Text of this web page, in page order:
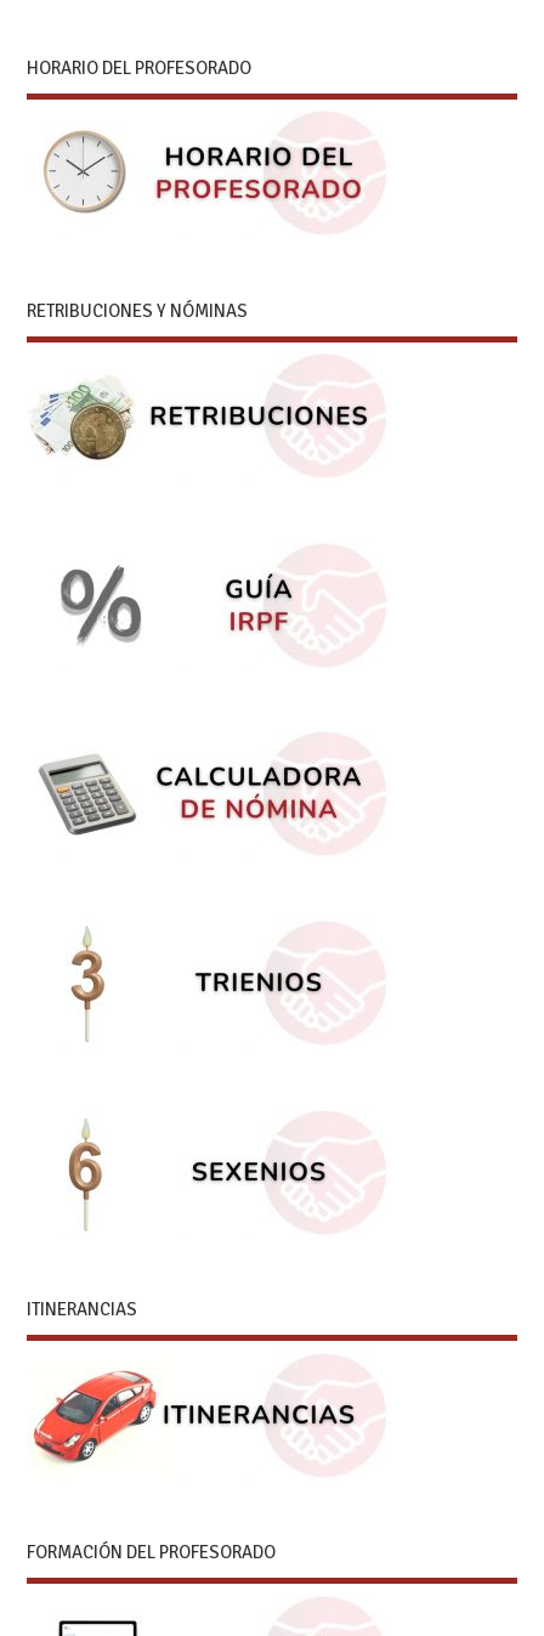
HORARIO DEL PROFESORADO
RETRIBUCIONES Y NÓMINAS
ITINERANCIAS
FORMACIÓN DEL PROFESORADO